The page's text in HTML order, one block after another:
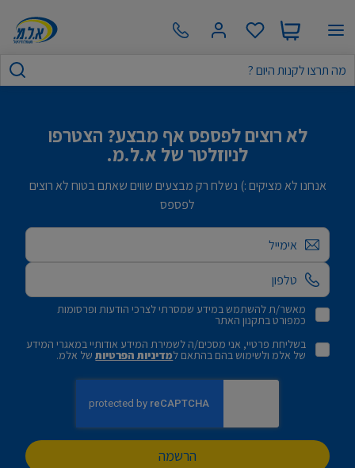
לא רוצים לפספס אף מבצע? הצטרפו
לניוזלטר של א.ל.מ.
אנחנו לא מציקים :) נשלח רק מבצעים שווים שאתם בטוח לא רוצים
לפספס
אימייל
מאשר/ת להשתמש במידע שמסרתי לצרכי הודעות ופרסומות
כמפורט בתקנון האתר
בשליחת פרטיי, אני מסכים/ה לשמירת המידע אודותיי במאגרי המידע
של אלמ ולשימוש בהם בהתאם למדיניות הפרטיותשל אלמ.
הרשמה